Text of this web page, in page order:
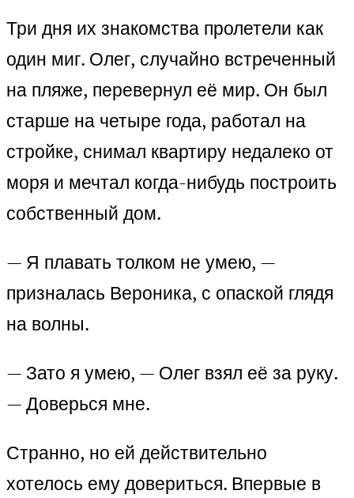
Три дня их знакомства пролетели как
один миг. Олег, случайно встреченный
на пляже, перевернул её мир. Он был
старше на четыре года, работал на
стройке, снимал квартиру недалеко от
моря и мечтал когда-нибудь построить
собственный дом.
— Я плавать толком не умею, —
призналась Вероника, с опаской глядя
на волны.
— Зато я умею, — Олег взял её за руку.
— Доверься мне.
Странно, но ей действительно
хотелось ему довериться. Впервые в